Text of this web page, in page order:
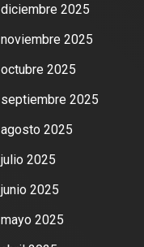
diciembre 2025
noviembre 2025
octubre 2025
septiembre 2025
agosto 2025
julio 2025
junio 2025
mayo 2025